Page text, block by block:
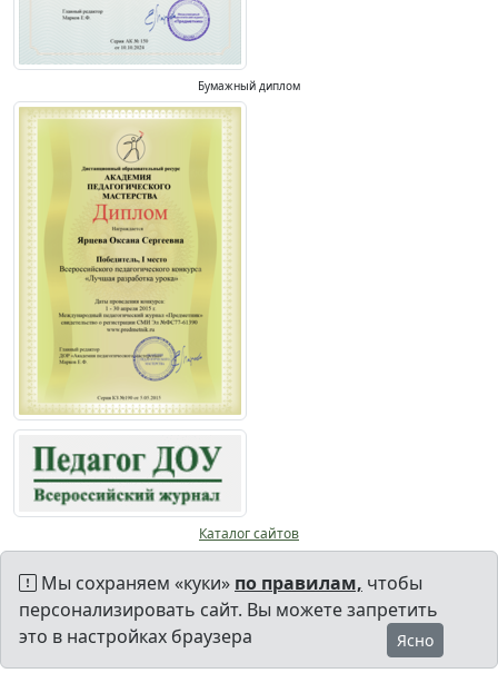
Бумажный диплом
Каталог сайтов
Мы сохраняем «куки» по правилам, чтобы
персонализировать сайт. Вы можете запретить
это в настройках браузера
Ясно